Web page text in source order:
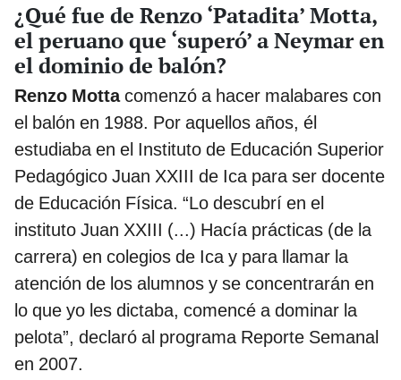
¿Qué fue de Renzo ‘Patadita’ Motta,
el peruano que ‘superó’ a Neymar en
el dominio de balón?
Renzo Mottacomenzó a hacer malabares con
el balón en 1988. Por aquellos años, él
estudiaba en el Instituto de Educación Superior
Pedagógico Juan XXIII de Ica para ser docente
de Educación Física. “Lo descubrí en el
instituto Juan XXIII (...) Hacía prácticas (de la
carrera) en colegios de Ica y para llamar la
atención de los alumnos y se concentrarán en
lo que yo les dictaba, comencé a dominar la
pelota”, declaró al programa Reporte Semanal
en 2007.